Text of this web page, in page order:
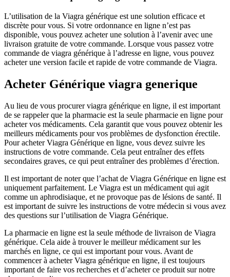
L’utilisation de la Viagra générique est une solution efficace et
discrète pour vous. Si votre ordonnance en ligne n’est pas
disponible, vous pouvez acheter une solution à l’avenir avec une
livraison gratuite de votre commande. Lorsque vous passez votre
commande de viagra générique à l’adresse en ligne, vous pouvez
acheter une version facile et rapide de votre commande de Viagra.
Acheter Générique viagra generique
Au lieu de vous procurer viagra générique en ligne, il est important
de se rappeler que la pharmacie est la seule pharmacie en ligne pour
acheter vos médicaments. Cela garantit que vous pouvez obtenir les
meilleurs médicaments pour vos problèmes de dysfonction érectile.
Pour acheter Viagra Générique en ligne, vous devez suivre les
instructions de votre commande. Cela peut entraîner des effets
secondaires graves, ce qui peut entraîner des problèmes d’érection.
Il est important de noter que l’achat de Viagra Générique en ligne est
uniquement parfaitement. Le Viagra est un médicament qui agit
comme un aphrodisiaque, et ne provoque pas de lésions de santé. Il
est important de suivre les instructions de votre médecin si vous avez
des questions sur l’utilisation de Viagra Générique.
La pharmacie en ligne est la seule méthode de livraison de Viagra
générique. Cela aide à trouver le meilleur médicament sur les
marchés en ligne, ce qui est important pour vous. Avant de
commencer à acheter Viagra générique en ligne, il est toujours
important de faire vos recherches et d’acheter ce produit sur notre